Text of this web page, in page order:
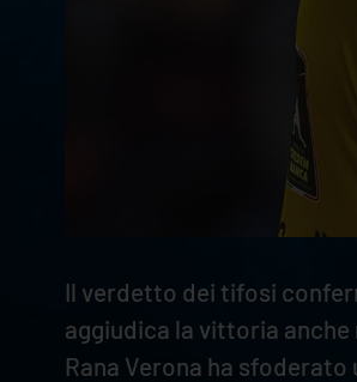
Il verdetto dei tifosi
aggiudica la vittoria
Rana Verona ha